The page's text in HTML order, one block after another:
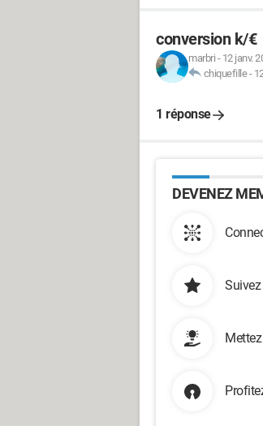
conversion k/€
marbri - 12 janv.
chiquefille-
1 réponse
DEVENEZ